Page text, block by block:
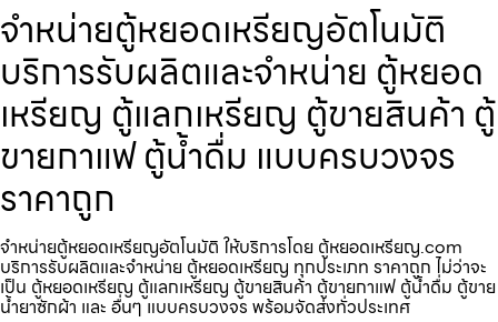
จำหน่ายตู้หยอดเหรียญ​อัตโนมัติ
บริการรับผลิตและจำหน่าย ตู้หยอด
เหรียญ ตู้แลกเหรียญ ตู้ขายสินค้า ตู้
ขายกาแฟ ตู้น้ำดื่ม แบบครบวงจร
ราคาถูก
จำหน่ายตู้หยอดเหรียญ​อัตโนมัติ ให้บริการโดย ตู้หยอดเหรียญ.com
บริการรับผลิตและจำหน่าย ตู้หยอดเหรียญ ทุกประเภท ราคาถูก ไม่ว่าจะ
เป็น ตู้หยอดเหรียญ ตู้แลกเหรียญ ตู้ขายสินค้า ตู้ขายกาแฟ ตู้น้ำดื่ม ตู้ขาย
น้ำยาซักผ้า และ อื่นๆ แบบครบวงจร พร้อมจัดส่งทั่วประเทศ